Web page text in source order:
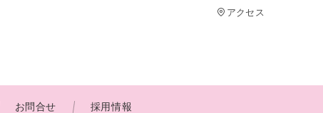
アクセス
お問合せ 採用情報